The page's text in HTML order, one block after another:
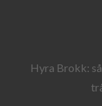
Hyra Brokk: